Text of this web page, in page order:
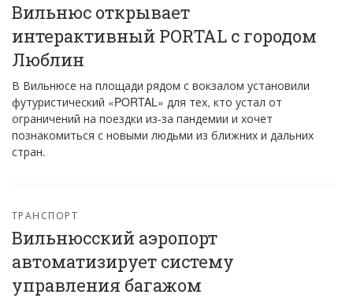
Вильнюс открывает
интерактивный PORTAL с городом
Люблин
В Вильнюсе на площади рядом с вокзалом установили
футуристический «PORTAL» для тех, кто устал от
ограничений на поездки из-за пандемии и хочет
познакомиться с новыми людьми из ближних и дальних
стран.
ТРАНСПОРТ
Вильнюсский аэропорт
автоматизирует систему
управления багажом